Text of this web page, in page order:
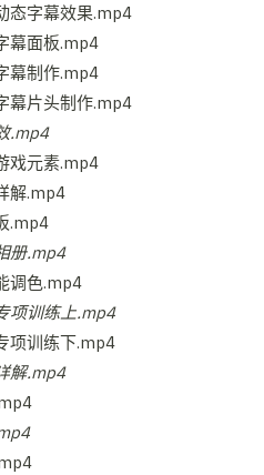
态字幕效果.mp4
幕面板.mp4
幕制作.mp4
幕片头制作.mp4
.mp4
戏元素.mp4
解.mp4
.mp4
册.mp4
调色.mp4
项训练上.mp4
项训练下.mp4
解.mp4